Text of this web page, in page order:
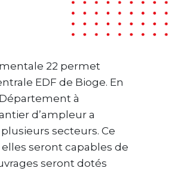
22 permet
EDF de Bioge. En
à
d’ampleur a
secteurs. Ce
seront capables de
seront dotés